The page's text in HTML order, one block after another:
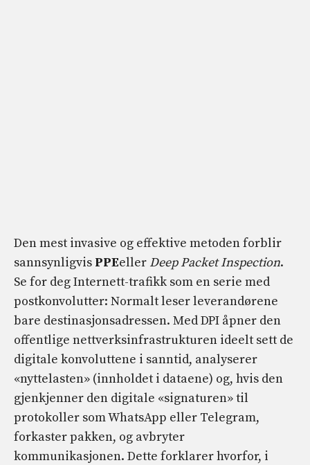
Den mest invasive og effektive metoden forblir
sannsynligvis PPEeller Deep Packet Inspection.
Se for deg Internett-trafikk som en serie med
postkonvolutter: Normalt leser leverandørene
bare destinasjonsadressen. Med DPI åpner den
offentlige nettverksinfrastrukturen ideelt sett de
digitale konvoluttene i sanntid, analyserer
«nyttelasten» (innholdet i dataene) og, hvis den
gjenkjenner den digitale «signaturen» til
protokoller som WhatsApp eller Telegram,
forkaster pakken, og avbryter
kommunikasjonen. Dette forklarer hvorfor, i